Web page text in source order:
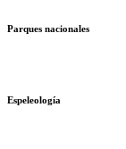
Parques nacionales
Espeleología